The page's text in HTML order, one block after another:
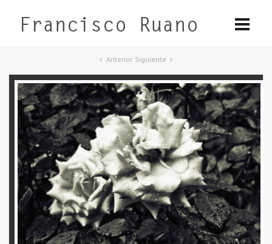
Anterior Siguiente